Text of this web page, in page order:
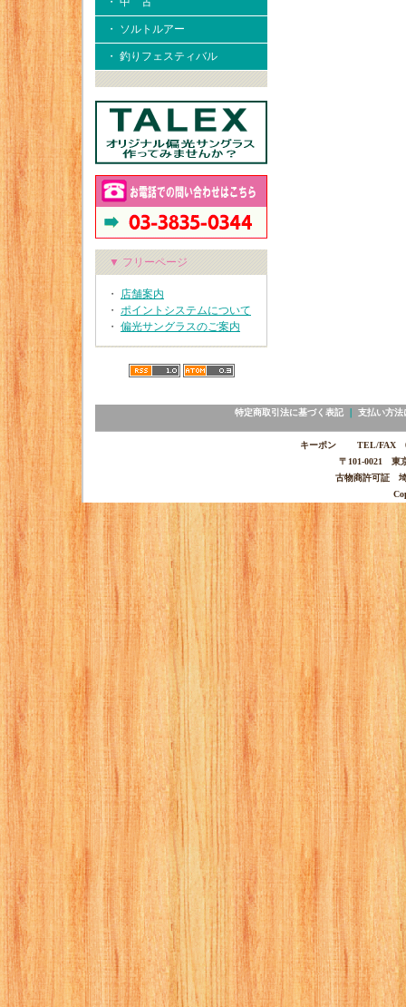
・ ソルトルアー
・ 釣りフェスティバル
▼ フリーページ
・ 店舗案内
・ ポイントシステムについて
・ 偏光サングラスのご案内
特定商取引法に基づく表記｜ 支払い方法
キーポン TEL/FAX
〒101-0021 東
古物商許可証